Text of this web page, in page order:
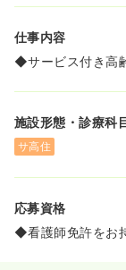
仕事内容
◆サービス付き高
施設形態・診療科
サ高住
応募資格
◆看護師免許をお